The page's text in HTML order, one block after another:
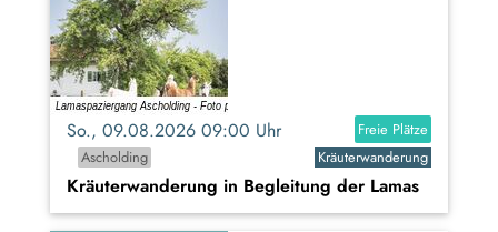
So., 09.08.2026 09:00 Uhr
Freie Plätze
Ascholding
Kräuterwanderung
Kräuterwanderung in Begleitung der Lamas